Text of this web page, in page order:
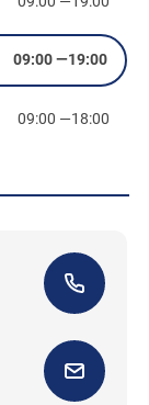
09:00—19:00
09:00 —18:00